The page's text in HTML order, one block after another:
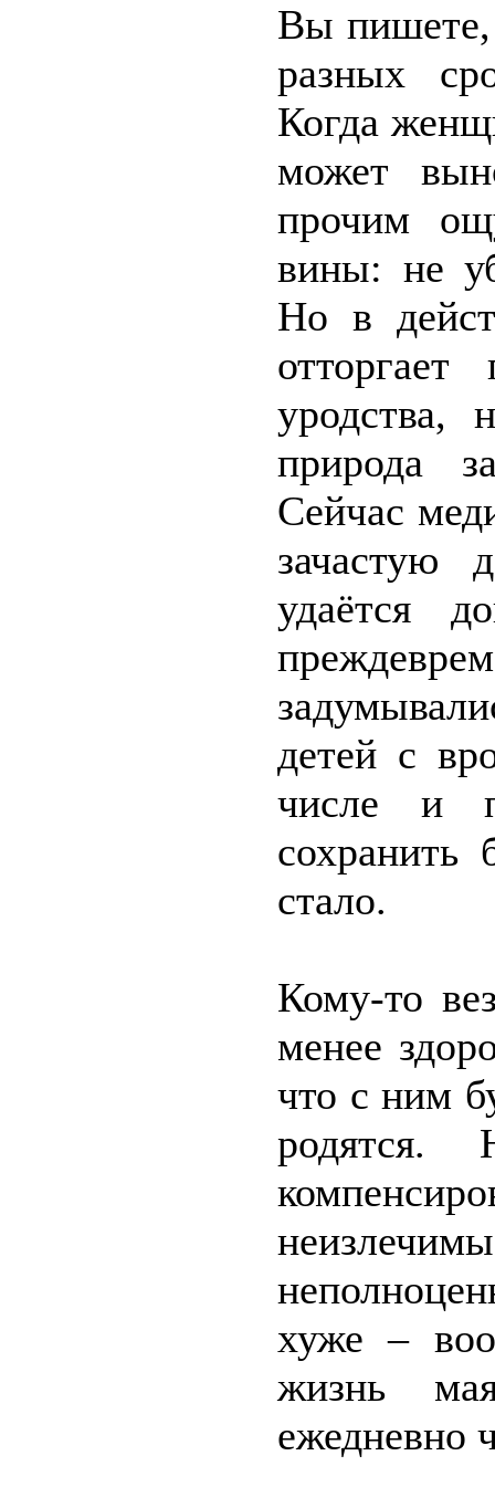
Вы пишете,
разных
Когда
может
прочим
вины: не
Но в
уродства,
природа
Сейчас
зачастую
удаётся
детей с
числе и
стало.
Кому-то
менее
что с ним
родятся.
хуже –
жизнь
ежедневно